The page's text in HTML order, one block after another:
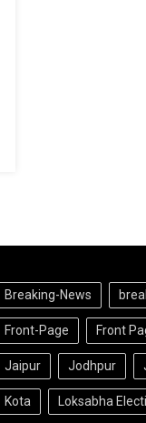
Breaking-News
Front-Page Front
Jaipur Jodhpur
Kota Loksabha